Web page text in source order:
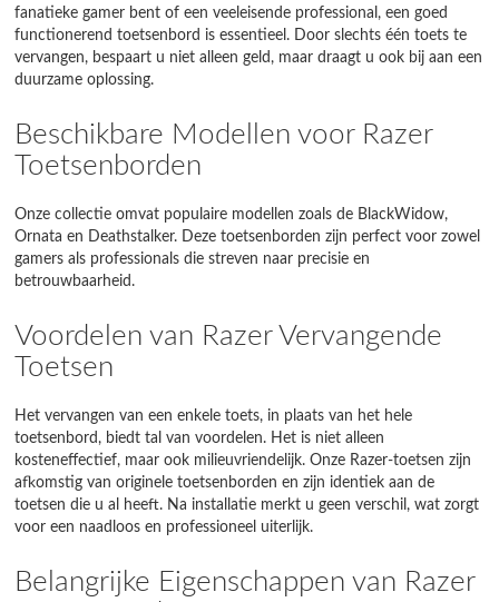
fanatieke gamer bent of een veeleisende professional, een goed
functionerend toetsenbord is essentieel. Door slechts één toets te
vervangen, bespaart u niet alleen geld, maar draagt u ook bij aan een
duurzame oplossing.
Beschikbare Modellen voor Razer
Toetsenborden
Onze collectie omvat populaire modellen zoals de BlackWidow,
Ornata en Deathstalker. Deze toetsenborden zijn perfect voor zowel
gamers als professionals die streven naar precisie en
betrouwbaarheid.
Voordelen van Razer Vervangende
Toetsen
Het vervangen van een enkele toets, in plaats van het hele
toetsenbord, biedt tal van voordelen. Het is niet alleen
kosteneffectief, maar ook milieuvriendelijk. Onze Razer-toetsen zijn
afkomstig van originele toetsenborden en zijn identiek aan de
toetsen die u al heeft. Na installatie merkt u geen verschil, wat zorgt
voor een naadloos en professioneel uiterlijk.
Belangrijke Eigenschappen van Razer